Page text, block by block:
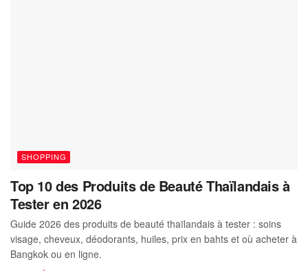
SHOPPING
Top 10 des Produits de Beauté Thaïlandais à
Tester en 2026
Guide 2026 des produits de beauté thaïlandais à tester : soins
visage, cheveux, déodorants, huiles, prix en bahts et où acheter à
Bangkok ou en ligne.